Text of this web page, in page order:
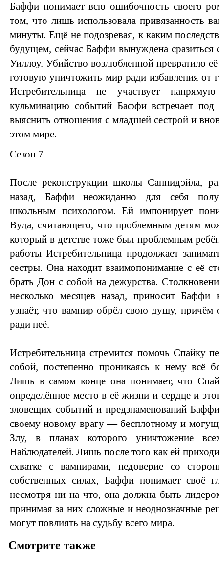
Баффи понимает всю ошибочность своего
том, что лишь использовала привязанность
минуты. Ещё не подозревая, к каким
будущем, сейчас Баффи вынуждена сразиться
Уиллоу. Убийство возлюбленной превратило
готовую уничтожить мир ради избавления от
Истребительница не участвует
кульминацию событий Баффи встречает под
выяснить отношения с младшей сестрой и
этом мире.
Сезон 7
После реконструкции школы Саннидэйла,
назад, Баффи неожиданно для себя
школьным психологом. Ей импонирует
Вуда, считающего, что проблемным детям
который в детстве тоже был проблемным
работы Истребительница продолжает
сестры. Она находит взаимопонимание с её
брать Дон с собой на дежурства.
несколько месяцев назад, приносит
узнаёт, что вампир обрёл свою душу, причём
ради неё.
Истребительница стремится помочь Спайку
собой, постепенно проникаясь к нему всё
Лишь в самом конце она понимает, что
определённое место в её жизни и сердце и
зловещих событий и предзнаменований
своему новому врагу — бесплотному и
Злу, в планах которого уничтожение
Наблюдателей. Лишь после того как ей
схватке с вампирами, недоверие со
собственных силах, Баффи понимает своё
несмотря ни на что, она должна быть
принимая за них сложные и неоднозначные
могут повлиять на судьбу всего мира.
Смотрите также